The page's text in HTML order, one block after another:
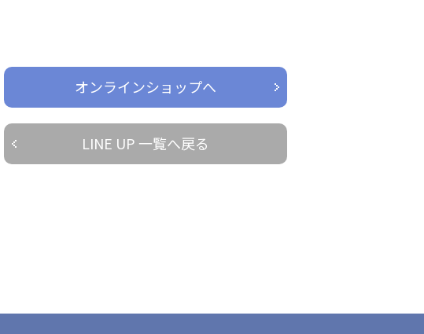
オンラインショップへ
LINE UP 一覧へ戻る